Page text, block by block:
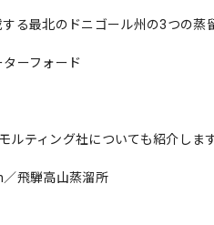
る最北のドニゴール州の3つの蒸
ーフォード
ルティング社についても紹介しま
飛騨高山蒸溜所